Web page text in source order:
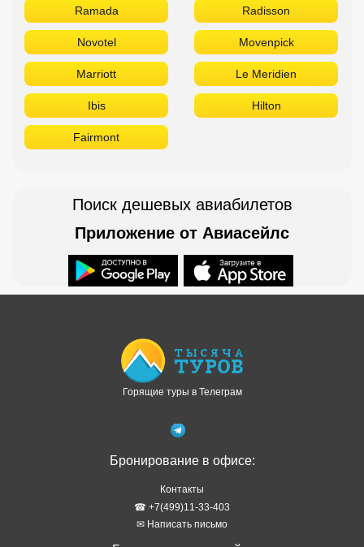
Ramada Radisson
Novotel Movenpick
Marriott Le Meridien
Ibis Hilton
Fairmont
Поиск дешевых авиабилетов
Приложение от Авиасейлс
Горящие туры в Телеграм
Бронирование в офисе:
Контакты
☎ +7(499)11-33-403
✉ Написать письмо